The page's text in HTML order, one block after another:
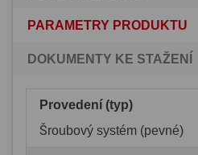
PARAMETRY PRODUKTU
DOKUMENTY KE STAŽENÍ
Provedení (typ)
Šroubový systém (pevné)